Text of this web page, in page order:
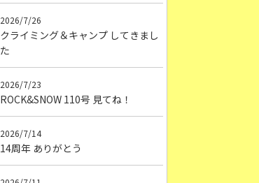
2026/7/26
クライミング＆キャンプ してきまし
た
2026/7/23
ROCK&SNOW 110号 見てね！
2026/7/14
14周年 ありがとう